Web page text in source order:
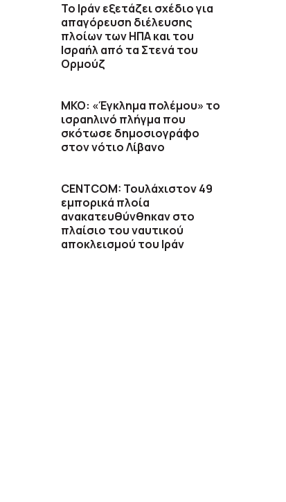
Το Ιράν εξετάζει σχέδιο για
απαγόρευση διέλευσης
πλοίων των ΗΠΑ και του
Ισραήλ από τα Στενά του
Ορμούζ
ΜΚΟ: «Έγκλημα πολέμου» το
ισραηλινό πλήγμα που
σκότωσε δημοσιογράφο
στον νότιο Λίβανο
CENTCOM: Τουλάχιστον 49
εμπορικά πλοία
ανακατευθύνθηκαν στο
πλαίσιο του ναυτικού
αποκλεισμού του Ιράν